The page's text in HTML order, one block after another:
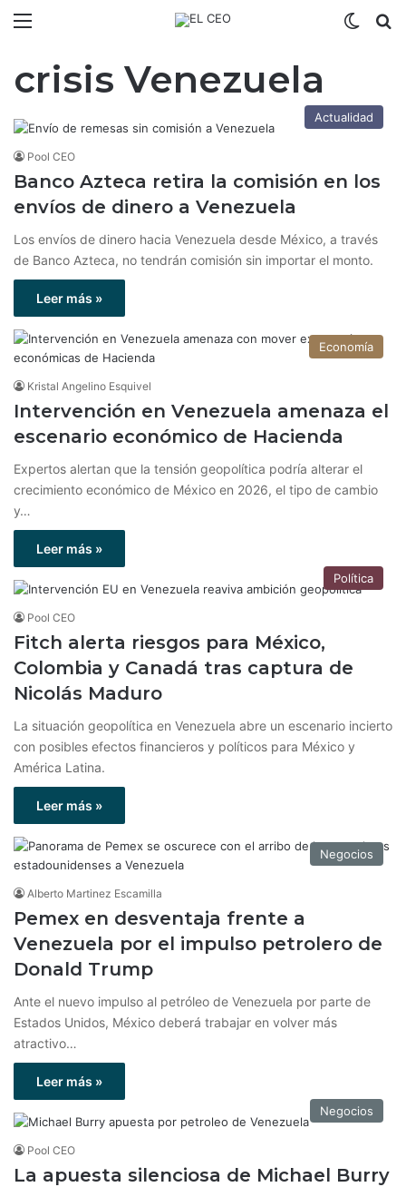
crisis Venezuela
Actualidad
Pool CEO
Banco Azteca retira la comisión en los
envíos de dinero a Venezuela
Los envíos de dinero hacia Venezuela desde México, a través
de Banco Azteca, no tendrán comisión sin importar el monto.
Leer más »
Economía
Kristal Angelino Esquivel
Intervención en Venezuela amenaza el
escenario económico de Hacienda
Expertos alertan que la tensión geopolítica podría alterar el
crecimiento económico de México en 2026, el tipo de cambio
y…
Leer más »
Política
Pool CEO
Fitch alerta riesgos para México,
Colombia y Canadá tras captura de
Nicolás Maduro
La situación geopolítica en Venezuela abre un escenario incierto
con posibles efectos financieros y políticos para México y
América Latina.
Leer más »
Negocios
Alberto Martinez Escamilla
Pemex en desventaja frente a
Venezuela por el impulso petrolero de
Donald Trump
Ante el nuevo impulso al petróleo de Venezuela por parte de
Estados Unidos, México deberá trabajar en volver más
atractivo…
Leer más »
Negocios
Pool CEO
La apuesta silenciosa de Michael Burry